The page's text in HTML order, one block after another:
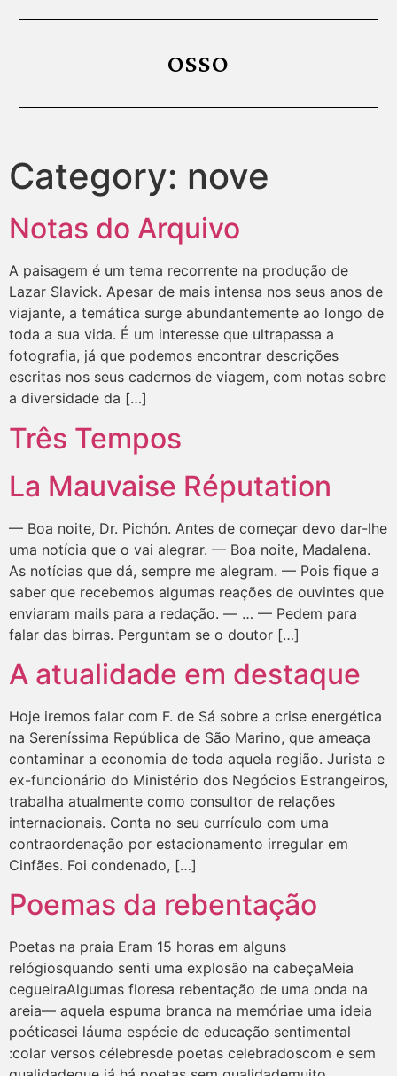
OSSO
Category: nove
Notas do Arquivo
A paisagem é um tema recorrente na produção de
Lazar Slavick. Apesar de mais intensa nos seus anos de
viajante, a temática surge abundantemente ao longo de
toda a sua vida. É um interesse que ultrapassa a
fotografia, já que podemos encontrar descrições
escritas nos seus cadernos de viagem, com notas sobre
a diversidade da […]
Três Tempos
La Mauvaise Réputation
— Boa noite, Dr. Pichón. Antes de começar devo dar-lhe
uma notícia que o vai alegrar. — Boa noite, Madalena.
As notícias que dá, sempre me alegram. — Pois fique a
saber que recebemos algumas reações de ouvintes que
enviaram mails para a redação. — … — Pedem para
falar das birras. Perguntam se o doutor […]
A atualidade em destaque
Hoje iremos falar com F. de Sá sobre a crise energética
na Sereníssima República de São Marino, que ameaça
contaminar a economia de toda aquela região. Jurista e
ex-funcionário do Ministério dos Negócios Estrangeiros,
trabalha atualmente como consultor de relações
internacionais. Conta no seu currículo com uma
contraordenação por estacionamento irregular em
Cinfães. Foi condenado, […]
Poemas da rebentação
Poetas na praia Eram 15 horas em alguns
relógiosquando senti uma explosão na cabeçaMeia
cegueiraAlgumas floresa rebentação de uma onda na
areia— aquela espuma branca na memóriae uma ideia
poéticasei láuma espécie de educação sentimental
:colar versos célebresde poetas celebradoscom e sem